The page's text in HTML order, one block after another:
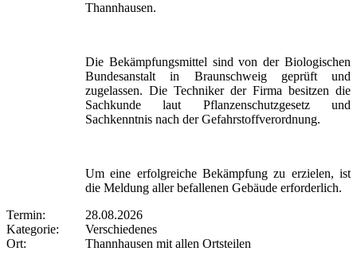
Thannhausen.
Die Bekämpfungsmittel sind von der Biologischen
Bundesanstalt in Braunschweig geprüft und
zugelassen. Die Techniker der Firma besitzen die
Sachkunde laut Pflanzenschutzgesetz und
Sachkenntnis nach der Gefahrstoffverordnung.
Um eine erfolgreiche Bekämpfung zu erzielen, ist
die Meldung aller befallenen Gebäude erforderlich.
Termin:
28.08.2026
Kategorie:
Verschiedenes
Ort:
Thannhausen mit allen Ortsteilen